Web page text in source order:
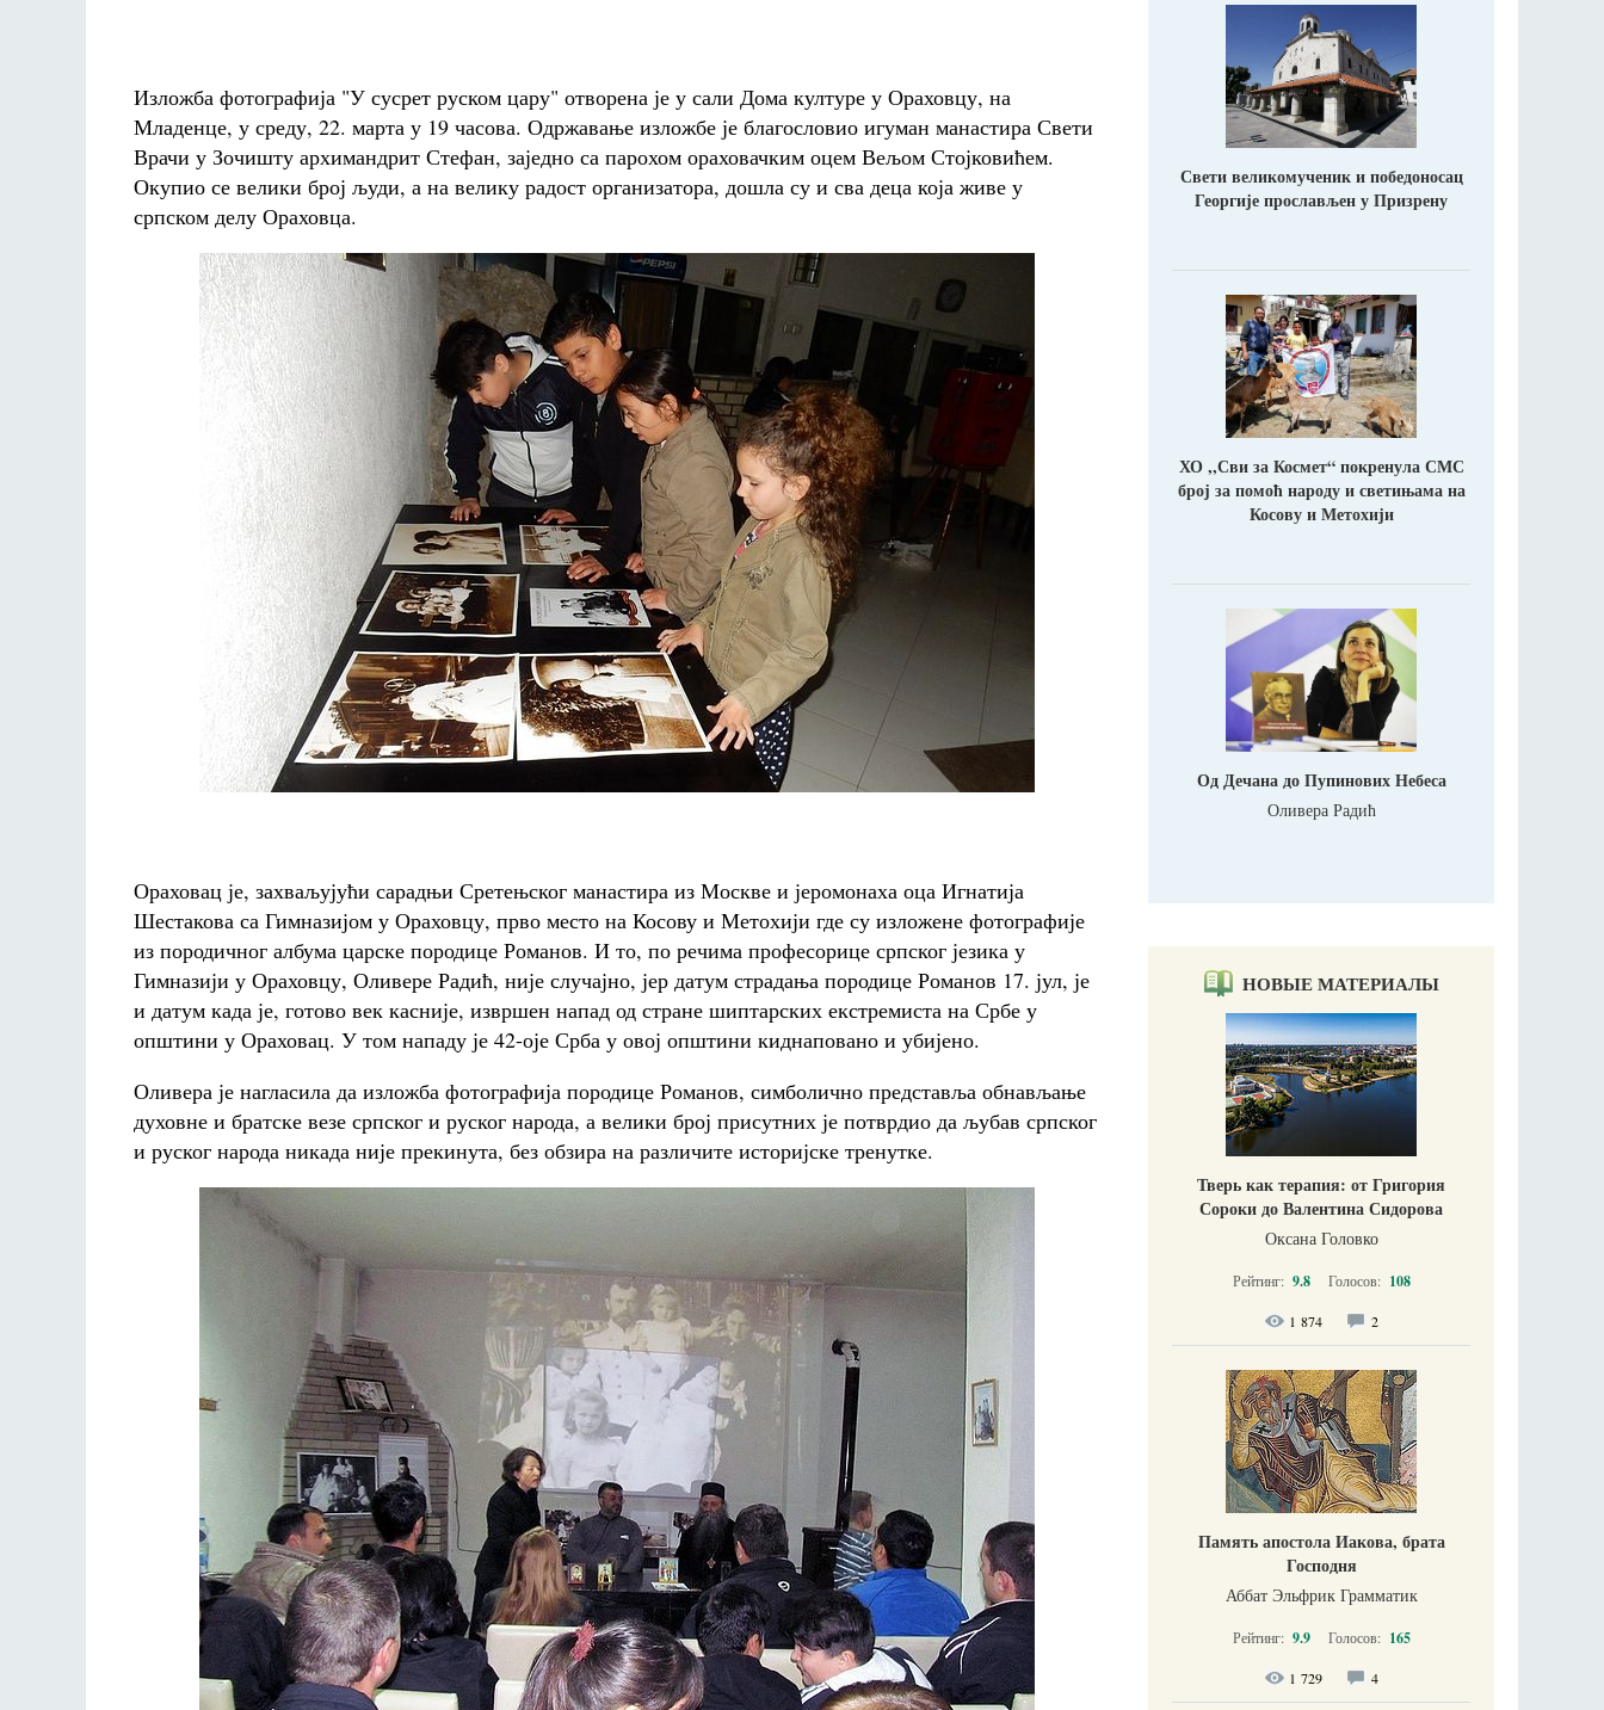
Изложба фотографија "У сусрет руском цару" отворена је у сали Дома културе у Ораховцу, на
Младенце, у среду, 22. марта у 19 часова. Одржавање изложбе је благословио игуман манастира Свети
Врачи у Зочишту архимандрит Стефан, заједно са парохом ораховачким оцем Вељом Стојковићем.
Окупио се велики број људи, а на велику радост организатора, дошла су и сва деца која живе у
српском делу Ораховца.
Ораховац је, захваљујући сарадњи Сретењског манастира из Москве и јеромонаха оца Игнатија
Шестакова са Гимназијом у Ораховцу, прво место на Косову и Метохији где су изложене фотографије
из породичног албума царске породице Романов. И то, по речима професорице српског језика у
Гимназији у Ораховцу, Оливере Радић, није случајно, јер датум страдања породице Романов 17. јул, је
и датум када је, готово век касније, извршен напад од стране шиптарских екстремиста на Србе у
општини у Ораховац. У том нападу је 42-оје Срба у овој општини киднаповано и убијено.
Оливера је нагласила да изложба фотографија породице Романов, симболично представља обнављање
духовне и братске везе српског и руског народа, а велики број присутних је потврдио да љубав српског
и руског народа никада није прекинута, без обзира на различите историјске тренутке.
Свети великомученик и победоносац
Георгије прослављен у Призрену
ХО ,,Сви за Космет“ покренула СМС
број за помоћ народу и светињама на
Косову и Метохији
Од Дечана до Пупинових Небеса
Оливера Радић
НОВЫЕ МАТЕРИАЛЫ
Тверь как терапия: от Григория
Сороки до Валентина Сидорова
Оксана Головко
Рейтинг: 9.8 Голосов: 108
1 874 2
Память апостола Иакова, брата
Господня
Аббат Эльфрик Грамматик
Рейтинг: 9.9 Голосов: 165
1 729 4